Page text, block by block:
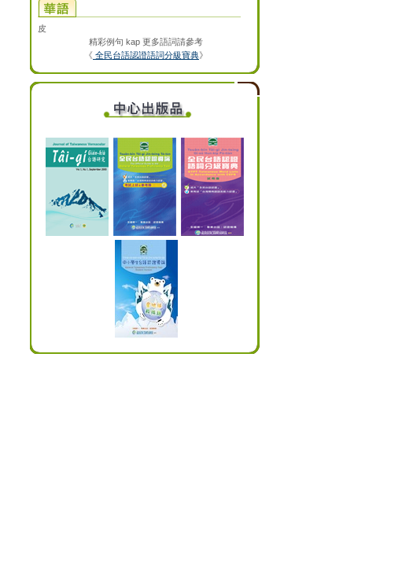
皮
精彩例句 kap 更多語詞請參考
《 全民台語認證語詞分級寶典》